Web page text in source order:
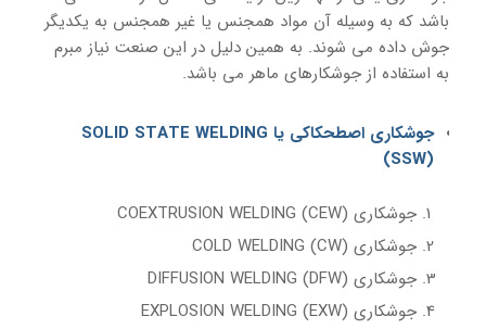
باشد که به وسیله آن مواد همجنس یا غیر همجنس به یکدیگر
جوش داده می شوند. به همین دلیل در این صنعت نیاز مبرم
به استفاده از جوشکارهای ماهر می باشد.
جوشکاری اصطحکاکی یا SOLID STATE WELDING
(SSW)
جوشکاری (CEW) COEXTRUSION WELDING
جوشکاری (CW) COLD WELDING
جوشکاری (DFW) DIFFUSION WELDING
جوشکاری (EXW) EXPLOSION WELDING